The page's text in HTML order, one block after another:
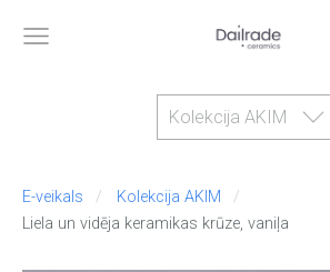
Kolekcija AKIM
E-veikals
Kolekcija AKIM
Liela un vidēja keramikas krūze, vaniļa